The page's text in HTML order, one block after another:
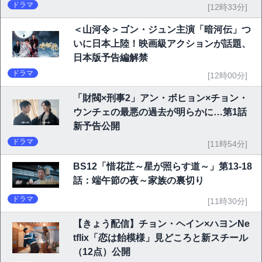
ドラマ [12時33分]
＜山河令＞ゴン・ジュン主演「暗河伝」つ
いに日本上陸！映画級アクションが話題、
日本版予告編解禁
ドラマ [12時00分]
「財閥×刑事2」アン・ボヒョン×チョン・
ウンチェの最悪の過去が明らかに…第1話
新予告公開
ドラマ [11時54分]
BS12「惜花芷～星が照らす道～」第13-18
話：端午節の夜～家族の裏切り
ドラマ [11時30分]
【きょう配信】チョン・ヘイン×ハヨンNe
tflix「恋は飴模様」見どころと新スチール
（12点）公開